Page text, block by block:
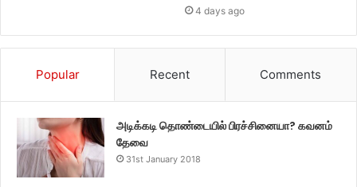
4 days ago
Popular Recent Comments
அடிக்கடி தொண்டையில் பிரச்சினையா? கவனம்
தேவை
31st January 2018